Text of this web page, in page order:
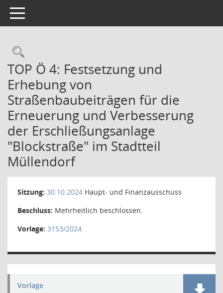
Toggle navigation
Rechercheauswahl
TOP Ö 4: Festsetzung und
Erhebung von
Straßenbaubeiträgen für die
Erneuerung und Verbesserung
der Erschließungsanlage
"Blockstraße" im Stadtteil
Müllendorf
Sitzung: 30.10.2024 Haupt- und Finanzausschuss
Beschluss: Mehrheitlich beschlossen.
Vorlage: 3153/2024
Vorlage